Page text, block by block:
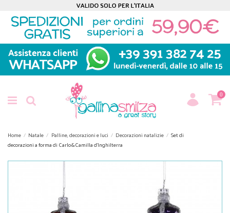
0
Home Natale Palline, decorazioni e luci Decorazioni natalizie
Set di
decorazioni a forma di Carlo&Camilla d'Inghilterra